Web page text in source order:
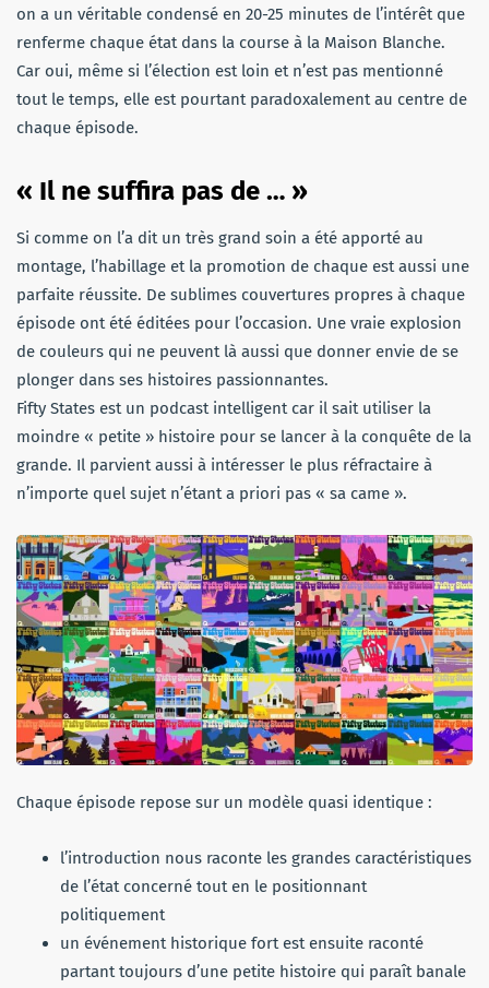
on a un véritable condensé en 20-25 minutes de l’intérêt que
renferme chaque état dans la course à la Maison Blanche.
Car oui, même si l’élection est loin et n’est pas mentionné
tout le temps, elle est pourtant paradoxalement au centre de
chaque épisode.
« Il ne suffira pas de … »
Si comme on l’a dit un très grand soin a été apporté au
montage, l’habillage et la promotion de chaque est aussi une
parfaite réussite. De sublimes couvertures propres à chaque
épisode ont été éditées pour l’occasion. Une vraie explosion
de couleurs qui ne peuvent là aussi que donner envie de se
plonger dans ses histoires passionnantes.
Fifty States est un podcast intelligent car il sait utiliser la
moindre « petite » histoire pour se lancer à la conquête de la
grande. Il parvient aussi à intéresser le plus réfractaire à
n’importe quel sujet n’étant a priori pas « sa came ».
Chaque épisode repose sur un modèle quasi identique :
l’introduction nous raconte les grandes caractéristiques
de l’état concerné tout en le positionnant
politiquement
un événement historique fort est ensuite raconté
partant toujours d’une petite histoire qui paraît banale